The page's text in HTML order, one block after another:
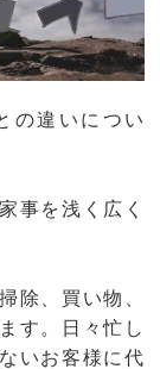
の違いについ
事を浅く広く
除、買い物、
す。日々忙し
いお客様に代